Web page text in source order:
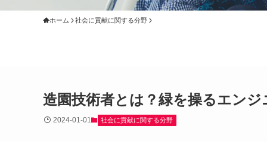
ホーム 社会に貢献に関する分野
造園技術者とは？緑を操るエンジ
2024-01-01 社会に貢献に関する分野